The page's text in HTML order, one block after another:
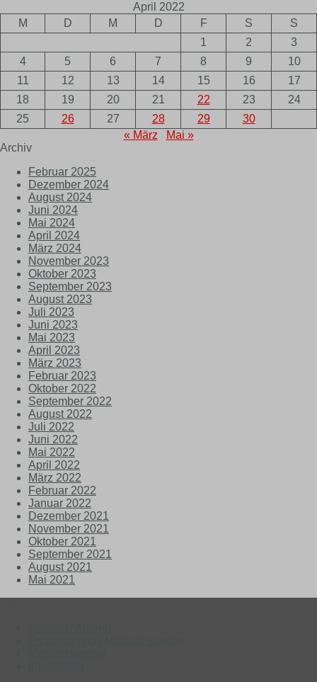
April 2022
M
D M D F S
S
1
2
3
4
5 6 7 8 9
10
11
12 13 14 15 16
17
18
19 20 21 22 23
24
25
26 27 28 29
30
« März
Mai »
Archiv
Februar 2025
Dezember 2024
August 2024
Juni 2024
Mai 2024
April 2024
März 2024
November 2023
Oktober 2023
September 2023
August 2023
Juli 2023
Juni 2023
Mai 2023
April 2023
März 2023
Februar 2023
Oktober 2022
September 2022
August 2022
Juli 2022
Juni 2022
Mai 2022
April 2022
März 2022
Februar 2022
Januar 2022
Dezember 2021
November 2021
Oktober 2021
September 2021
August 2021
Mai 2021